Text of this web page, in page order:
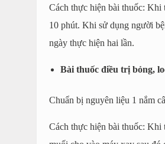
Cách thực hiện bài thuốc: Khi
10 phút. Khi sử dụng người
ngày thực hiện hai lần.
Bài thuốc điều trị bỏng,
Chuẩn bị nguyên liệu 1 nắm
Cách thực hiện bài thuốc: Khi